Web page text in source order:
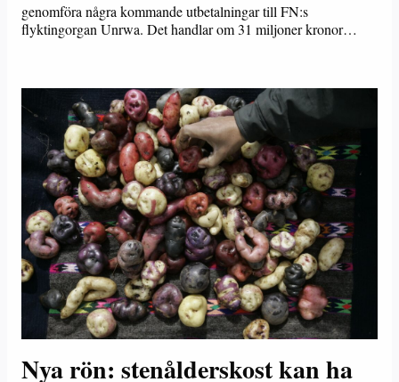
genomföra några kommande utbetalningar till FN:s
flyktingorgan Unrwa. Det handlar om 31 miljoner kronor…
Nya rön: stenålderskost kan ha